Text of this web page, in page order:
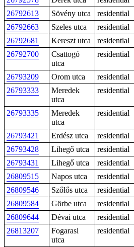
26792613
Sövény utca
residential
26792663
Szeles utca
residential
26792681
Kereszt utca
residential
26792700
Csattogó
utca
residential
26793209 Orom utca
residential
26793333
Meredek
utca
residential
26793335
Meredek
utca
residential
26793421 Erdész utca
residential
26793428
Lihegő utca residential
26793431
Lihegő utca residential
26809515
Napos utca residential
26809546
Szőlős utca residential
26809584
Görbe utca
residential
26809644
Dévai utca
residential
26813207
Fogarasi
utca
residential